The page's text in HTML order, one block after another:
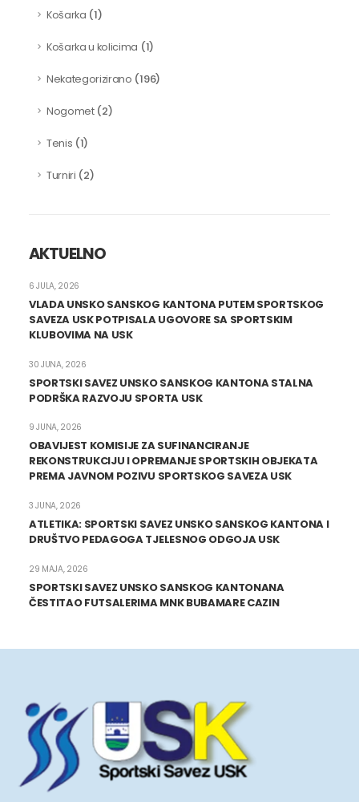
Košarka (1)
Košarka u kolicima (1)
Nekategorizirano (196)
Nogomet(2)
Tenis (1)
Turniri (2)
AKTUELNO
VLADA UNSKO SANSKOG KANTONA PUTEM SPORTSKOG
SAVEZA USK POTPISALA UGOVORE SA SPORTSKIM
KLUBOVIMA NA USK
6 JULA, 2026
SPORTSKI SAVEZ UNSKO SANSKOG KANTONA STALNA
PODRŠKA RAZVOJU SPORTA USK
30 JUNA, 2026
OBAVIJEST KOMISIJE ZA SUFINANCIRANJE
REKONSTRUKCIJU I OPREMANJE SPORTSKIH OBJEKATA
PREMA JAVNOM POZIVU SPORTSKOG SAVEZA USK
9 JUNA, 2026
ATLETIKA: SPORTSKI SAVEZ UNSKO SANSKOG KANTONA I
DRUŠTVO PEDAGOGA TJELESNOG ODGOJA USK
3 JUNA, 2026
SPORTSKI SAVEZ UNSKO SANSKOG KANTONANA
ČESTITAO FUTSALERIMA MNK BUBAMARE CAZIN
29 MAJA, 2026